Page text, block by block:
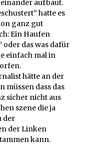
aufbaut.
hatte es
ganz gut
Ein Haufen
oder das was dafür
einfach mal in
hätte an der
müssen dass das
sicher nicht aus
szene die ja
der
der Linken
kann.